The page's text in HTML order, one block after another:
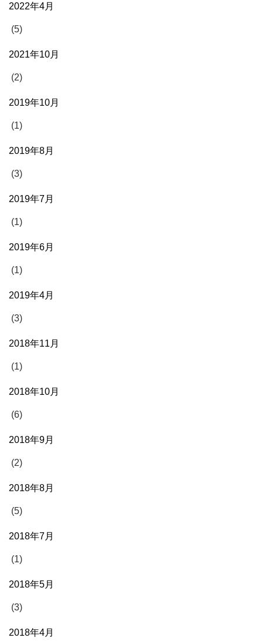
2022年4月
(5)
2021年10月
(2)
2019年10月
(1)
2019年8月
(3)
2019年7月
(1)
2019年6月
(1)
2019年4月
(3)
2018年11月
(1)
2018年10月
(6)
2018年9月
(2)
2018年8月
(5)
2018年7月
(1)
2018年5月
(3)
2018年4月